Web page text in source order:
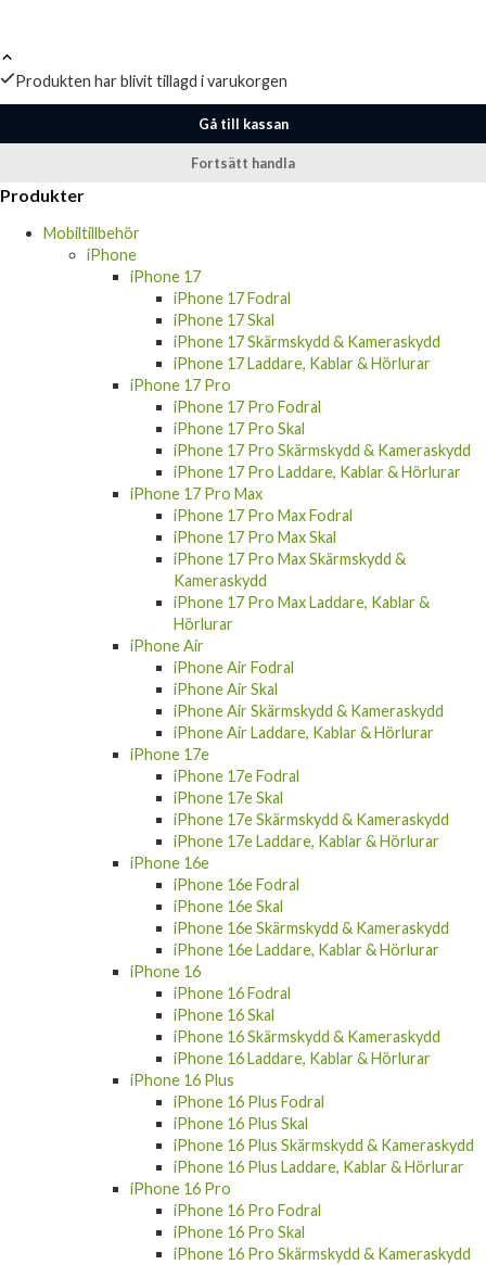
Produkten har blivit tillagd i varukorgen
Gå till kassan
Fortsätt handla
Produkter
Mobiltillbehör
iPhone
iPhone 17
iPhone 17 Fodral
iPhone 17 Skal
iPhone 17 Skärmskydd & Kameraskydd
iPhone 17 Laddare, Kablar & Hörlurar
iPhone 17 Pro
iPhone 17 Pro Fodral
iPhone 17 Pro Skal
iPhone 17 Pro Skärmskydd & Kameraskydd
iPhone 17 Pro Laddare, Kablar & Hörlurar
iPhone 17 Pro Max
iPhone 17 Pro Max Fodral
iPhone 17 Pro Max Skal
iPhone 17 Pro Max Skärmskydd &
Kameraskydd
iPhone 17 Pro Max Laddare, Kablar &
Hörlurar
iPhone Air
iPhone Air Fodral
iPhone Air Skal
iPhone Air Skärmskydd & Kameraskydd
iPhone Air Laddare, Kablar & Hörlurar
iPhone 17e
iPhone 17e Fodral
iPhone 17e Skal
iPhone 17e Skärmskydd & Kameraskydd
iPhone 17e Laddare, Kablar & Hörlurar
iPhone 16e
iPhone 16e Fodral
iPhone 16e Skal
iPhone 16e Skärmskydd & Kameraskydd
iPhone 16e Laddare, Kablar & Hörlurar
iPhone 16
iPhone 16 Fodral
iPhone 16 Skal
iPhone 16 Skärmskydd & Kameraskydd
iPhone 16 Laddare, Kablar & Hörlurar
iPhone 16 Plus
iPhone 16 Plus Fodral
iPhone 16 Plus Skal
iPhone 16 Plus Skärmskydd & Kameraskydd
iPhone 16 Plus Laddare, Kablar & Hörlurar
iPhone 16 Pro
iPhone 16 Pro Fodral
iPhone 16 Pro Skal
iPhone 16 Pro Skärmskydd & Kameraskydd